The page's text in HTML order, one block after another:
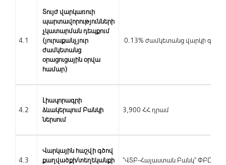
4.1
Տույժ վարկառուի
պարտավորությունների
չկատարման դեպքում
(յուրաքանչյուր
ժամկետանց
օրացուցային օրվա
համար)
0.13% ժամկետանց վարկի
4.2
Լիազորագրի
ձևակերպում Բանկի
ներսում
3,900 ՀՀ դրամ
4.3
Վարկային հաշվի գծով
քաղվածքի/տեղեկանքի
"ՎՏԲ-Հայաստան Բանկ" ՓԲԸ